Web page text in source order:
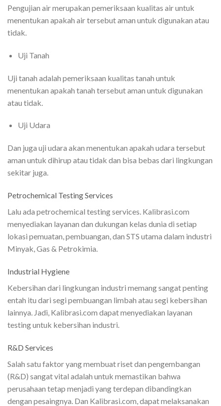
Pengujian air merupakan pemeriksaan kualitas air untuk
menentukan apakah air tersebut aman untuk digunakan atau
tidak.
Uji Tanah
Uji tanah adalah pemeriksaan kualitas tanah untuk
menentukan apakah tanah tersebut aman untuk digunakan
atau tidak.
Uji Udara
Dan juga uji udara akan menentukan apakah udara tersebut
aman untuk dihirup atau tidak dan bisa bebas dari lingkungan
sekitar juga.
Petrochemical Testing Services
Lalu ada petrochemical testing services. Kalibrasi.com
menyediakan layanan dan dukungan kelas dunia di setiap
lokasi pemuatan, pembuangan, dan STS utama dalam industri
Minyak, Gas & Petrokimia.
Industrial Hygiene
Kebersihan dari lingkungan industri memang sangat penting
entah itu dari segi pembuangan limbah atau segi kebersihan
lainnya. Jadi, Kalibrasi.com dapat menyediakan layanan
testing untuk kebersihan industri.
R&D Services
Salah satu faktor yang membuat riset dan pengembangan
(R&D) sangat vital adalah untuk memastikan bahwa
perusahaan tetap menjadi yang terdepan dibandingkan
dengan pesaingnya. Dan Kalibrasi.com, dapat melaksanakan